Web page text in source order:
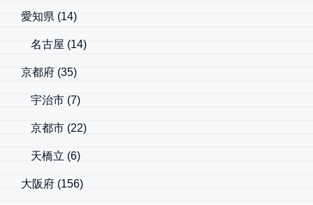
愛知県 (14)
名古屋 (14)
京都府 (35)
宇治市 (7)
京都市 (22)
天橋立 (6)
大阪府 (156)